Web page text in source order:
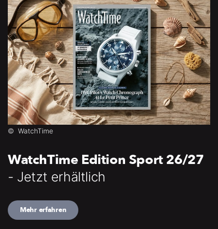
© WatchTime
WatchTime Edition Sport 26/27
- Jetzt erhältlich
Mehr erfahren